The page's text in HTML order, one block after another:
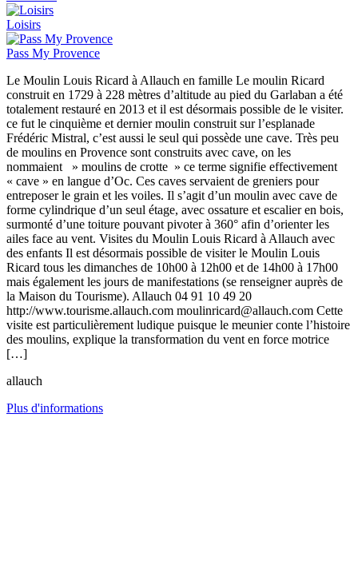
Loisirs
Pass My Provence
Le Moulin Louis Ricard à Allauch en famille Le moulin Ricard
construit en 1729 à 228 mètres d’altitude au pied du Garlaban a été
totalement restauré en 2013 et il est désormais possible de le visiter.
ce fut le cinquième et dernier moulin construit sur l’esplanade
Frédéric Mistral, c’est aussi le seul qui possède une cave. Très peu
de moulins en Provence sont construits avec cave, on les
nommaient » moulins de crotte » ce terme signifie effectivement
« cave » en langue d’Oc. Ces caves servaient de greniers pour
entreposer le grain et les voiles. Il s’agit d’un moulin avec cave de
forme cylindrique d’un seul étage, avec ossature et escalier en bois,
surmonté d’une toiture pouvant pivoter à 360° afin d’orienter les
ailes face au vent. Visites du Moulin Louis Ricard à Allauch avec
des enfants Il est désormais possible de visiter le Moulin Louis
Ricard tous les dimanches de 10h00 à 12h00 et de 14h00 à 17h00
mais également les jours de manifestations (se renseigner auprès de
la Maison du Tourisme). Allauch 04 91 10 49 20
http://www.tourisme.allauch.com moulinricard@allauch.com Cette
visite est particulièrement ludique puisque le meunier conte l’histoire
des moulins, explique la transformation du vent en force motrice
[…]
allauch
Plus d'informations